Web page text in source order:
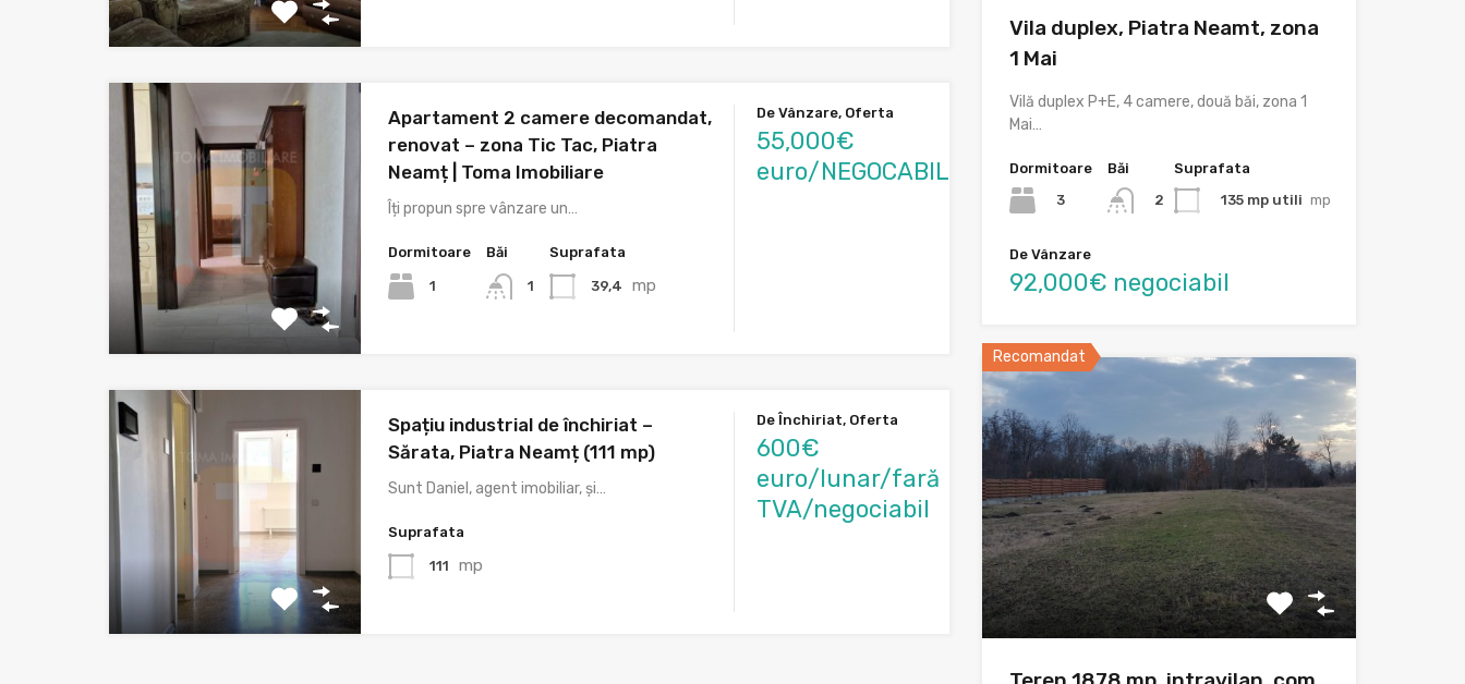
Apartament 2 camere decomandat,
renovat – zona Tic Tac, Piatra
Neamț | Toma Imobiliare
Îți propun spre vânzare un…
Dormitoare
1
Băi
1
Suprafata
39,4 mp
De Vânzare, Oferta
55,000€
euro/NEGOCABIL
Spațiu industrial de închiriat –
Sărata, Piatra Neamț (111 mp)
Sunt Daniel, agent imobiliar, și…
Suprafata
111 mp
De Închiriat, Oferta
600€
euro/lunar/fară
TVA/negociabil
Vila duplex, Piatra Neamt, zona
1 Mai
Vilă duplex P+E, 4 camere, două băi, zona 1
Mai…
Dormitoare
3
Băi
2
Suprafata
135 mp utili mp
De Vânzare
92,000€ negociabil
Recomandat